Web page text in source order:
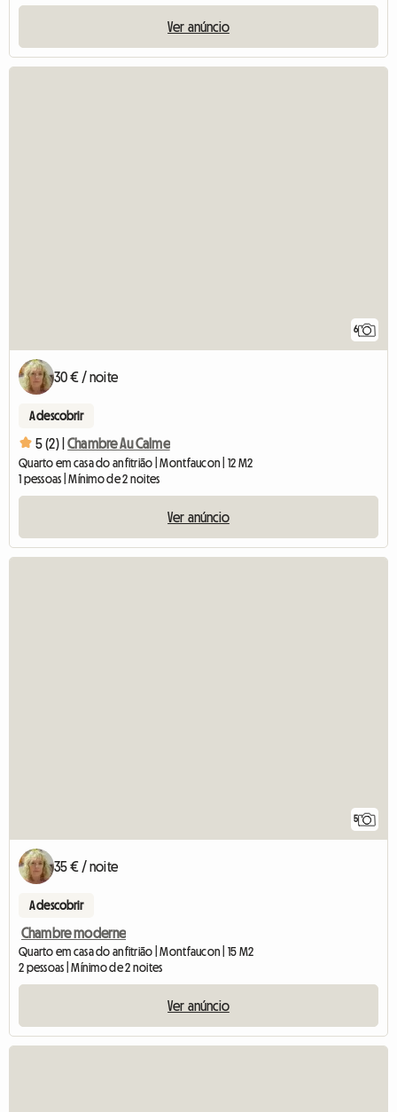
Ver anúncio
6
30 € / noite
A descobrir
5 (2) | Chambre Au Calme
Quarto em casa do anfitrião | Montfaucon | 12 M2
1 pessoas | Mínimo de 2 noites
Ver anúncio
5
35 € / noite
A descobrir
Chambre moderne
Quarto em casa do anfitrião | Montfaucon | 15 M2
2 pessoas | Mínimo de 2 noites
Ver anúncio